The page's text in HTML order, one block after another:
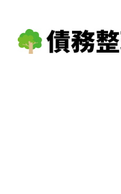
債務整理体験談